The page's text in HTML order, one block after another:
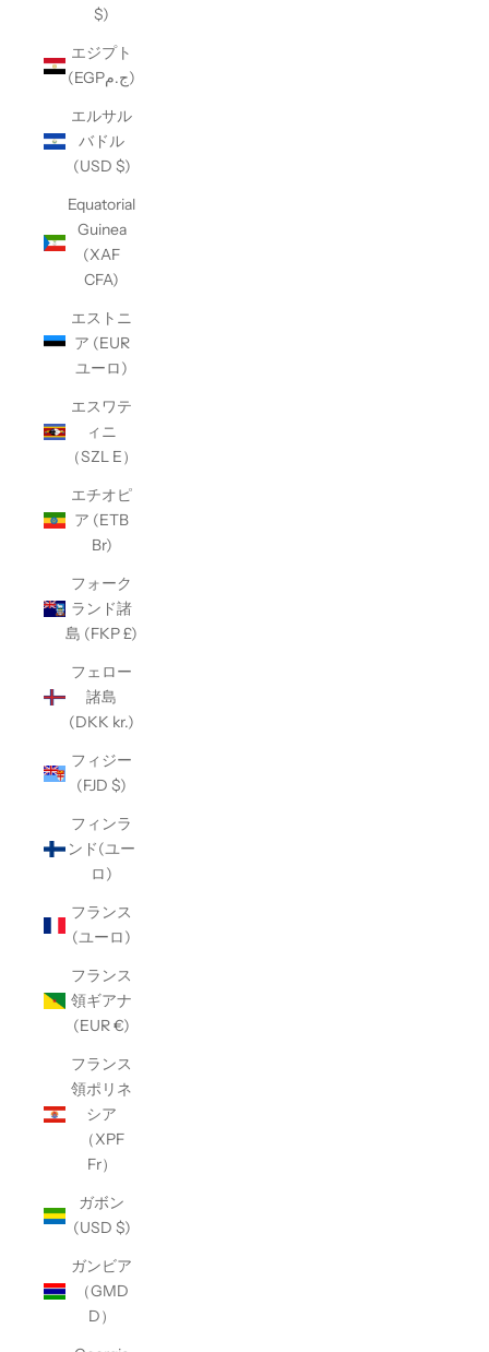
$)
エジプト
(EGPج.م)
エルサル
バドル
(USD $)
Equatorial
Guinea
(XAF
CFA)
エストニ
ア (EUR
ユーロ)
エスワテ
ィニ
（SZL E）
エチオピ
ア (ETB
Br)
フォーク
ランド諸
島 (FKP £)
フェロー
諸島
(DKK kr.)
フィジー
(FJD $)
フィンラ
ンド(ユー
ロ)
フランス
(ユーロ)
フランス
領ギアナ
(EUR €)
フランス
領ポリネ
シア
（XPF
Fr）
ガボン
(USD $)
ガンビア
（GMD
D）